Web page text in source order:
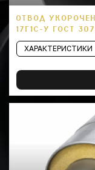
ОТВОД
17Г1С-У ГОСТ
ХАРАКТЕРИСТИКИ